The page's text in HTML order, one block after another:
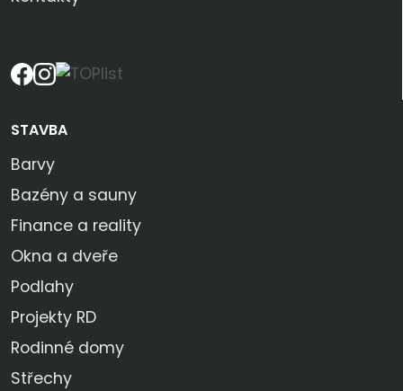
STAVBA
Barvy
Bazény a sauny
Finance a reality
Okna a dveře
Podlahy
Projekty RD
Rodinné domy
Střechy